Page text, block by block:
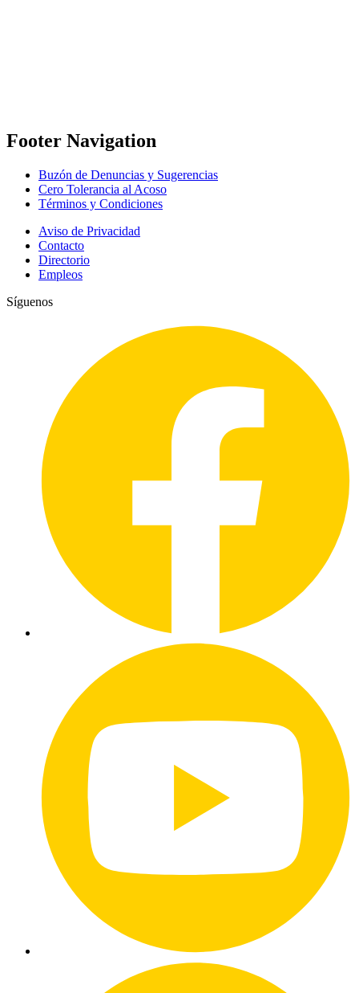
Footer Navigation
Buzón de Denuncias y Sugerencias
Cero Tolerancia al Acoso
Términos y Condiciones
Aviso de Privacidad
Contacto
Directorio
Empleos
Síguenos